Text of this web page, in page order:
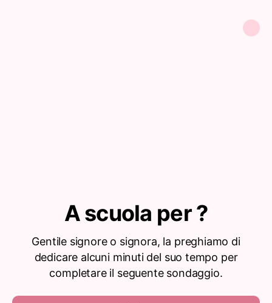
A scuola per ?
Gentile signore o signora, la preghiamo di
dedicare alcuni minuti del suo tempo per
completare il seguente sondaggio.